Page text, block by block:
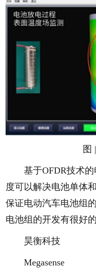
图 |
基于OFDR技术的
度可以解决电池单体
保证电动汽车电池组
电池组的开发有很好
昊衡科技
Megasense